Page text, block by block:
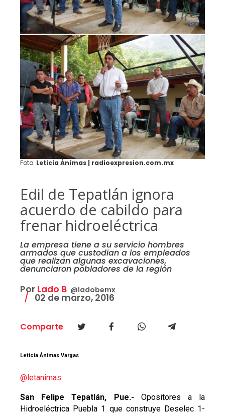
Foto: Leticia Ánimas | radioexpresion.com.mx
Edil de Tepatlán ignora
acuerdo de cabildo para
frenar hidroeléctrica
La empresa tiene a su servicio hombres
armados que custodian a los empleados
que realizan algunas excavaciones,
denunciaron pobladores de la región
Por Lado B @ladobemx
02 de marzo, 2016
Comparte
Leticia Ánimas Vargas
@letanimas
San Felipe Tepatlán, Pue.- Opositores a la
Hidroeléctrica Puebla 1 que construye Deselec 1-